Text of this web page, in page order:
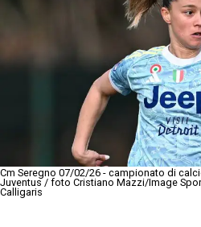
Cm Seregno 07/02/26 - campionato di
Juventus / foto Cristiano Mazzi/Image
Calligaris